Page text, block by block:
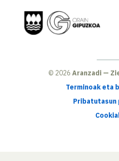
© 2026 Aranzadi —
Terminoak eta